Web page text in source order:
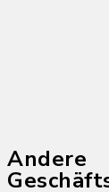
Andere